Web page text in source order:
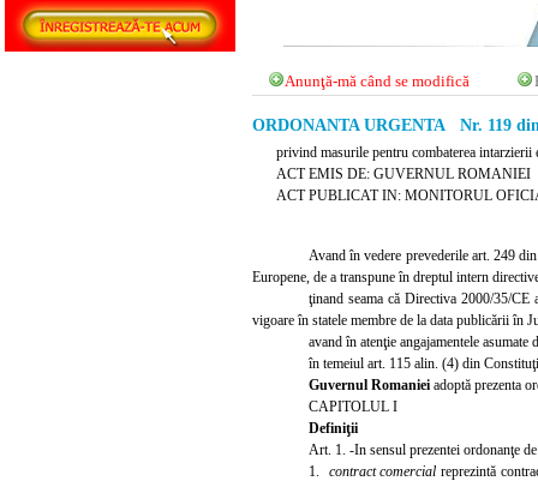
Anunţă-mă când se modifică
ORDONANTA URGENTA Nr. 119
privind masurile pentru combaterea
ACT EMIS DE: GUVERNUL ROMANIEI
ACT PUBLICAT IN: MONITORUL
Avand în vedere prevederile art. 249
Europene, de a transpune în dreptul intern
ţinand seama că Directiva 2000/35/
vigoare în statele membre de la data publicării în
avand în atenţie angajamentele asumate
în temeiul art. 115 alin. (4) din
Guvernul Romaniei adoptă prezenta
CAPITOLUL I
Definiţii
Art. 1. -In sensul prezentei ordonanţe
1. contract comercialreprezintă